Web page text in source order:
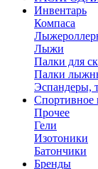
Инвентарь
Компаса
Лыжи
Палки для
Палки
Эспандеры,
Спортивное
Прочее
Гели
Изотоники
Батончики
Бренды